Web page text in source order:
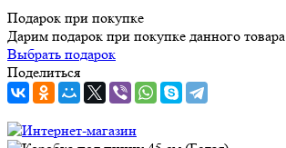
Подарок при покупке
Дарим подарок при покупке данного товара
Выбрать подарок
Поделиться